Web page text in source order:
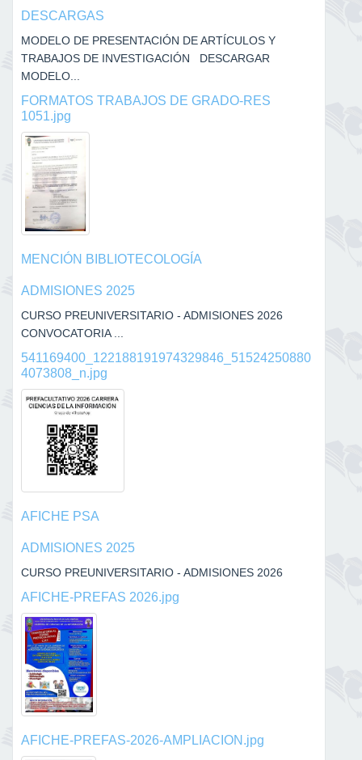
DESCARGAS
MODELO DE PRESENTACIÓN DE ARTÍCULOS Y
TRABAJOS DE INVESTIGACIÓN DESCARGAR
MODELO...
FORMATOS TRABAJOS DE GRADO-RES
1051.jpg
MENCIÓN BIBLIOTECOLOGÍA
ADMISIONES 2025
CURSO PREUNIVERSITARIO - ADMISIONES 2026
CONVOCATORIA ...
541169400_122188191974329846_51524250880
4073808_n.jpg
AFICHE PSA
ADMISIONES 2025
CURSO PREUNIVERSITARIO - ADMISIONES 2026
AFICHE-PREFAS 2026.jpg
AFICHE-PREFAS-2026-AMPLIACION.jpg